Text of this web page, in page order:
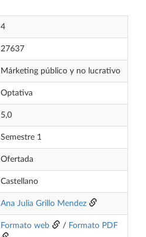
4
27637
Márketing público y no lucrativo
Optativa
5,0
Semestre 1
Ofertada
Castellano
Ana Julia Grillo Mendez
Formato web / Formato PDF